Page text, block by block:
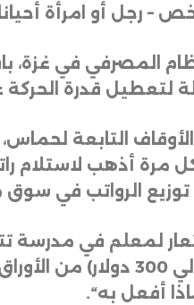
– رجل أو امرأة
المصرفي في غزة،
لتعطيل قدرة
التابعة
كل مرة أذهب
توزيع الرواتب في
لمعلم في مدرسة
أفعل به“.